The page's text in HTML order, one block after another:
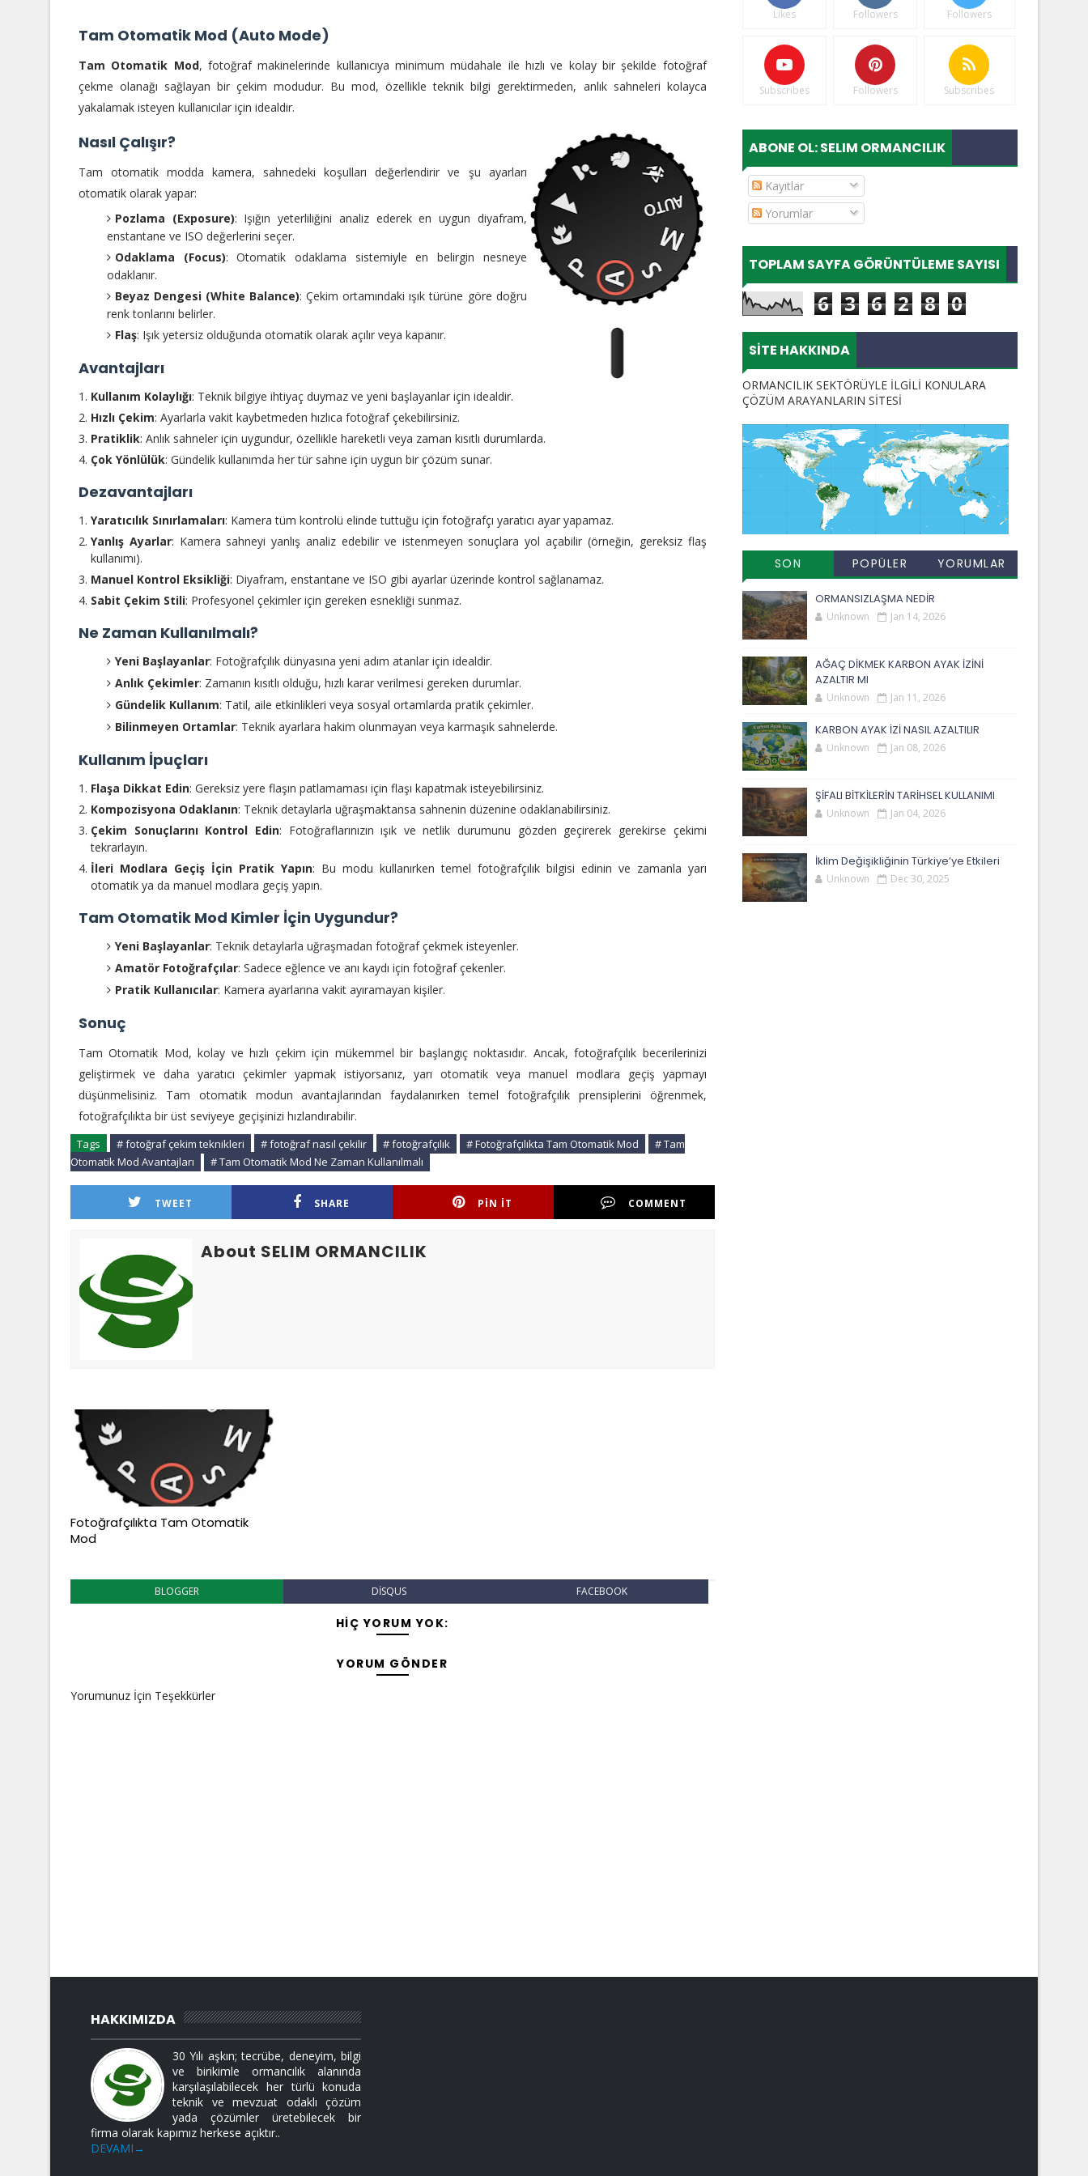
Tam Otomatik Mod (Auto Mode)
Tam Otomatik Mod, fotoğraf makinelerinde kullanıcıya minimum müdahale ile hızlı ve kolay bir şekilde fotoğraf
çekme olanağı sağlayan bir çekim modudur. Bu mod, özellikle teknik bilgi gerektirmeden, anlık sahneleri kolayca
yakalamak isteyen kullanıcılar için idealdir.
Nasıl Çalışır?
Tam otomatik modda kamera, sahnedeki koşulları değerlendirir ve şu ayarları
otomatik olarak yapar:
Pozlama (Exposure): Işığın yeterliliğini analiz ederek en uygun diyafram,
enstantane ve ISO değerlerini seçer.
Odaklama (Focus): Otomatik odaklama sistemiyle en belirgin nesneye
odaklanır.
Beyaz Dengesi (White Balance): Çekim ortamındaki ışık türüne göre doğru
renk tonlarını belirler.
Flaş: Işık yetersiz olduğunda otomatik olarak açılır veya kapanır.
Avantajları
Kullanım Kolaylığı: Teknik bilgiye ihtiyaç duymaz ve yeni başlayanlar için idealdir.
Hızlı Çekim: Ayarlarla vakit kaybetmeden hızlıca fotoğraf çekebilirsiniz.
Pratiklik: Anlık sahneler için uygundur, özellikle hareketli veya zaman kısıtlı durumlarda.
Çok Yönlülük: Gündelik kullanımda her tür sahne için uygun bir çözüm sunar.
Dezavantajları
Yaratıcılık Sınırlamaları: Kamera tüm kontrolü elinde tuttuğu için fotoğrafçı yaratıcı ayar yapamaz.
Yanlış Ayarlar: Kamera sahneyi yanlış analiz edebilir ve istenmeyen sonuçlara yol açabilir (örneğin, gereksiz flaş
kullanımı).
Manuel Kontrol Eksikliği: Diyafram, enstantane ve ISO gibi ayarlar üzerinde kontrol sağlanamaz.
Sabit Çekim Stili: Profesyonel çekimler için gereken esnekliği sunmaz.
Ne Zaman Kullanılmalı?
Yeni Başlayanlar: Fotoğrafçılık dünyasına yeni adım atanlar için idealdir.
Anlık Çekimler: Zamanın kısıtlı olduğu, hızlı karar verilmesi gereken durumlar.
Gündelik Kullanım: Tatil, aile etkinlikleri veya sosyal ortamlarda pratik çekimler.
Bilinmeyen Ortamlar: Teknik ayarlara hakim olunmayan veya karmaşık sahnelerde.
Kullanım İpuçları
Flaşa Dikkat Edin: Gereksiz yere flaşın patlamaması için flaşı kapatmak isteyebilirsiniz.
Kompozisyona Odaklanın: Teknik detaylarla uğraşmaktansa sahnenin düzenine odaklanabilirsiniz.
Çekim Sonuçlarını Kontrol Edin: Fotoğraflarınızın ışık ve netlik durumunu gözden geçirerek gerekirse çekimi
tekrarlayın.
İleri Modlara Geçiş İçin Pratik Yapın: Bu modu kullanırken temel fotoğrafçılık bilgisi edinin ve zamanla yarı
otomatik ya da manuel modlara geçiş yapın.
Tam Otomatik Mod Kimler İçin Uygundur?
Yeni Başlayanlar: Teknik detaylarla uğraşmadan fotoğraf çekmek isteyenler.
Amatör Fotoğrafçılar: Sadece eğlence ve anı kaydı için fotoğraf çekenler.
Pratik Kullanıcılar: Kamera ayarlarına vakit ayıramayan kişiler.
Sonuç
Tam Otomatik Mod, kolay ve hızlı çekim için mükemmel bir başlangıç noktasıdır. Ancak, fotoğrafçılık becerilerinizi
geliştirmek ve daha yaratıcı çekimler yapmak istiyorsanız, yarı otomatik veya manuel modlara geçiş yapmayı
düşünmelisiniz. Tam otomatik modun avantajlarından faydalanırken temel fotoğrafçılık prensiplerini öğrenmek,
fotoğrafçılıkta bir üst seviyeye geçişinizi hızlandırabilir.
Tags # fotoğraf çekim teknikleri # fotoğraf nasıl çekilir # fotoğrafçılık # Fotoğrafçılıkta Tam Otomatik Mod
# Tam
Otomatik Mod Avantajları
# Tam Otomatik Mod Ne Zaman Kullanılmalı
TWEET SHARE PIN IT COMMENT
About SELIM ORMANCILIK
Fotoğrafçılıkta Tam Otomatik
Mod
BLOGGER DISQUS FACEBOOK
HIÇ YORUM YOK:
YORUM GÖNDER
Yorumunuz İçin Teşekkürler
Likes Followers Followers
Subscribes Followers Subscribes
ABONE OL: SELIM ORMANCILIK
Kayıtlar
Yorumlar
TOPLAM SAYFA GÖRÜNTÜLEME SAYISI
6 3 6 2 8 0
SITE HAKKINDA
ORMANCILIK SEKTÖRÜYLE İLGİLİ KONULARA
ÇÖZÜM ARAYANLARIN SİTESİ
SON
EKLENENLER
POPÜLER
YORUMLAR
ORMANSIZLAŞMA NEDİR
Unknown Jan 14, 2026
AĞAÇ DİKMEK KARBON AYAK İZİNİ
AZALTIR MI
Unknown Jan 11, 2026
KARBON AYAK İZİ NASIL AZALTILIR
Unknown Jan 08, 2026
ŞİFALI BİTKİLERİN TARİHSEL KULLANIMI
Unknown Jan 04, 2026
İklim Değişikliğinin Türkiye’ye Etkileri
Unknown Dec 30, 2025
HAKKIMIZDA
30 Yılı aşkın; tecrübe, deneyim, bilgi
ve birikimle ormancılık alanında
karşılaşılabilecek her türlü konuda
teknik ve mevzuat odaklı çözüm
yada çözümler üretebilecek bir
firma olarak kapımız herkese açıktır..
DEVAMI→